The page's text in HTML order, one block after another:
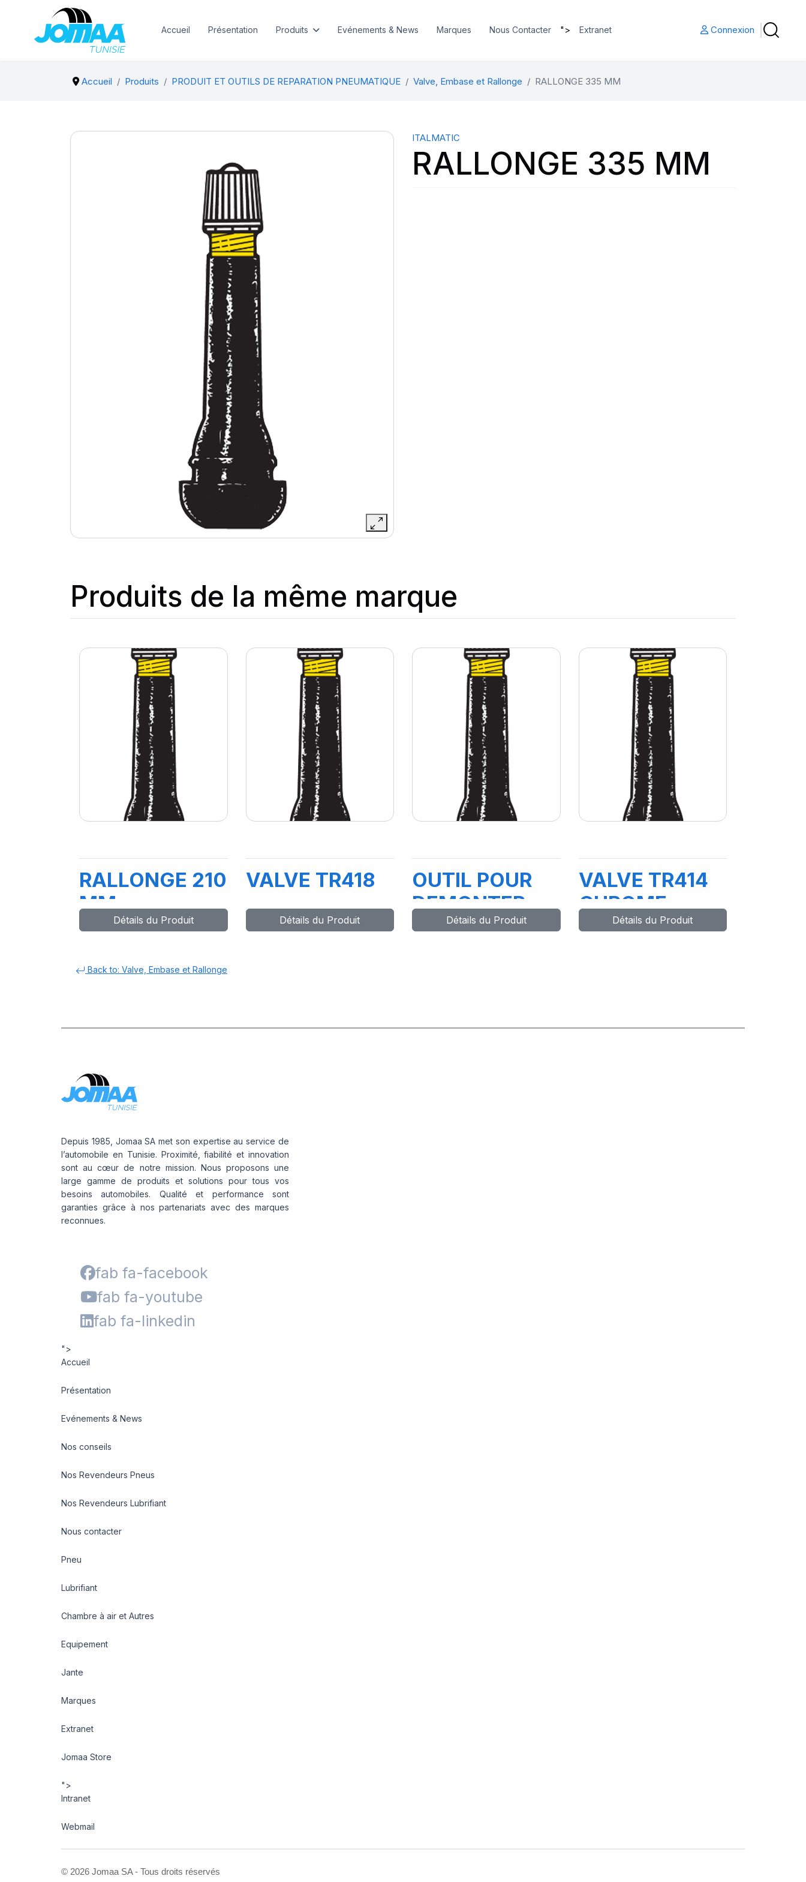
Accueil Présentation Produits Evénements & News Marques Nous Contacter "> Extranet Connexion
Accueil Produits PRODUIT ET OUTILS DE REPARATION PNEUMATIQUE Valve, Embase et Rallonge RALLONGE 335 MM
ITALMATIC
RALLONGE 335 MM
Produits de la même marque
RALLONGE 210
MM
Détails du Produit
VALVE TR418
Détails du Produit
OUTIL POUR
DEMONTER
LESDétails du Produit
VALVE TR414
CHROME
Détails du Produit
Back to: Valve, Embase et Rallonge
Depuis 1985, Jomaa SA met son expertise au service de
l’automobile en Tunisie. Proximité, fiabilité et innovation
sont au cœur de notre mission. Nous proposons une
large gamme de produits et solutions pour tous vos
besoins automobiles. Qualité et performance sont
garanties grâce à nos partenariats avec des marques
reconnues.
fab fa-facebook
fab fa-youtube
fab fa-linkedin
">
Accueil
Présentation
Evénements & News
Nos conseils
Nos Revendeurs Pneus
Nos Revendeurs Lubrifiant
Nous contacter
Pneu
Lubrifiant
Chambre à air et Autres
Equipement
Jante
Marques
Extranet
Jomaa Store
">
Intranet
Webmail
© 2026 Jomaa SA - Tous droits réservés